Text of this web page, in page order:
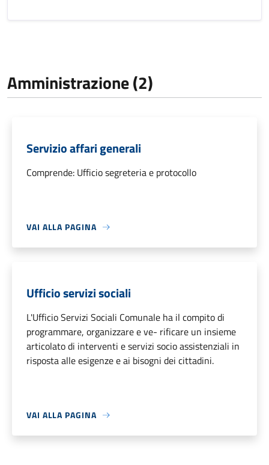
Amministrazione (2)
Servizio affari generali
Comprende: Ufficio segreteria e protocollo
VAI ALLA PAGINA
Ufficio servizi sociali
L'Ufficio Servizi Sociali Comunale ha il compito di
programmare, organizzare e ve- rificare un insieme
articolato di interventi e servizi socio assistenziali in
risposta alle esigenze e ai bisogni dei cittadini.
VAI ALLA PAGINA